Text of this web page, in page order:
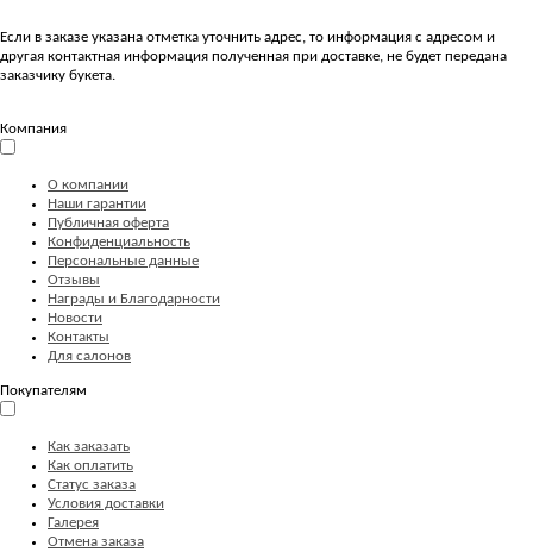
Если в заказе указана отметка уточнить адрес, то информация с адресом и
другая контактная информация полученная при доставке, не будет передана
заказчику букета.
Компания
О компании
Наши гарантии
Публичная оферта
Конфиденциальность
Персональные данные
Отзывы
Награды и Благодарности
Новости
Контакты
Для салонов
Покупателям
Как заказать
Как оплатить
Статус заказа
Условия доставки
Галерея
Отмена заказа